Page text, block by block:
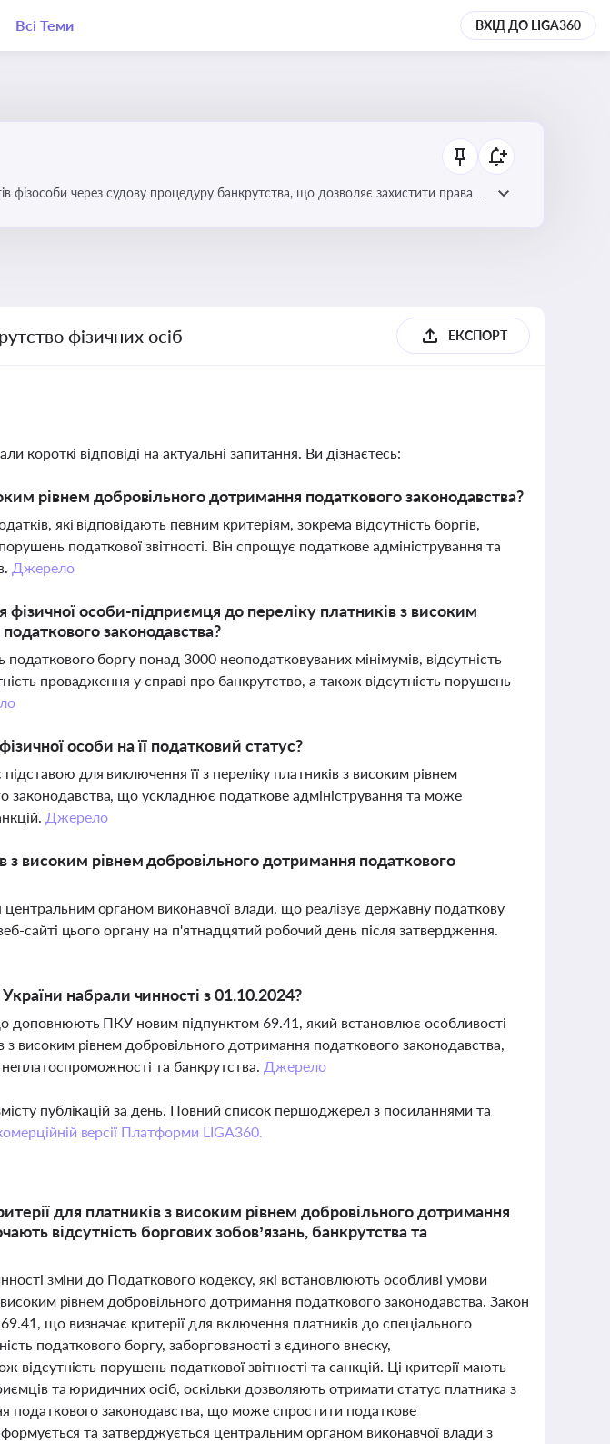
Всі Теми ВХІД ДО LIGA360
фізособи через судову процедуру банкрутства, що дозволяє захистити права
фізичних осіб ЕКСПОРТ
короткі відповіді на актуальні запитання. Ви дізнаєтесь:
рівнем добровільного дотримання податкового законодавства?
які відповідають певним критеріям, зокрема відсутність боргів,
податкової звітності. Він спрощує податкове адміністрування та
Джерело
фізичної особи-підприємця до переліку платників з високим
законодавства?
податкового боргу понад 3000 неоподатковуваних мінімумів, відсутність
провадження у справі про банкрутство, а також відсутність порушень
особи на її податковий статус?
для виключення її з переліку платників з високим рівнем
законодавства, що ускладнює податкове адміністрування та може
Джерело
з високим рівнем добровільного дотримання податкового
органом виконавчої влади, що реалізує державну податкову
сайті цього органу на п'ятнадцятий робочий день після затвердження.
набрали чинності з 01.10.2024?
доповнюють ПКУ новим підпунктом 69.41, який встановлює особливості
з високим рівнем добровільного дотримання податкового законодавства,
неплатоспроможності та банкрутства. Джерело
публікацій за день. Повний список першоджерел з посиланнями та
версії Платформи LIGA360.
для платників з високим рівнем добровільного дотримання
відсутність боргових зобов’язань, банкрутства та
зміни до Податкового кодексу, які встановлюють особливі умови
рівнем добровільного дотримання податкового законодавства. Закон
що визначає критерії для включення платників до спеціального
податкового боргу, заборгованості з єдиного внеску,
порушень податкової звітності та санкцій. Ці критерії мають
та юридичних осіб, оскільки дозволяють отримати статус платника з
податкового законодавства, що може спростити податкове
формується та затверджується центральним органом виконавчої влади з